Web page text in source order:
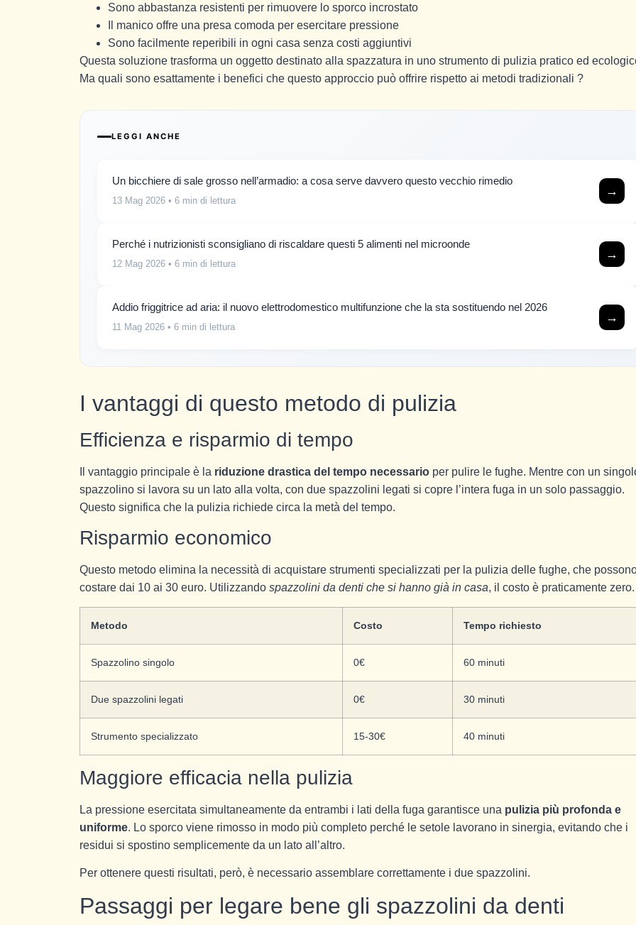
Sono abbastanza resistenti per rimuovere lo sporco incrostato
Il manico offre una presa comoda per esercitare pressione
Sono facilmente reperibili in ogni casa senza costi aggiuntivi
Questa soluzione trasforma un oggetto destinato alla spazzatura in uno strumento di pulizia pratico ed
Ma quali sono esattamente i benefici che questo approccio può offrire rispetto ai metodi tradizionali ?
LEGGI ANCHE
Un bicchiere di sale grosso nell’armadio: a cosa serve davvero questo vecchio rimedio
13 Mag 2026 • 6 min di lettura
→
Perché i nutrizionisti sconsigliano di riscaldare questi 5 alimenti nel microonde
12 Mag 2026 • 6 min di lettura
→
Addio friggitrice ad aria: il nuovo elettrodomestico multifunzione che la sta sostituendo nel 2026
11 Mag 2026 • 6 min di lettura
→
I vantaggi di questo metodo di pulizia
Efficienza e risparmio di tempo
Il vantaggio principale è la riduzione drastica del tempo necessario per pulire le fughe. Mentre con un
spazzolino si lavora su un lato alla volta, con due spazzolini legati si copre l’intera fuga in un solo passaggio.
Questo significa che la pulizia richiede circa la metà del tempo.
Risparmio economico
Questo metodo elimina la necessità di acquistare strumenti specializzati per la pulizia delle fughe, che
costare dai 10 ai 30 euro. Utilizzando spazzolini da denti che si hanno già in casa, il costo è praticamente zero.
Metodo Costo Tempo richiesto
Spazzolino singolo 0€ 60 minuti
Due spazzolini legati 0€ 30 minuti
Strumento specializzato 15-30€ 40 minuti
Maggiore efficacia nella pulizia
La pressione esercitata simultaneamente da entrambi i lati della fuga garantisce una pulizia più profonda e
uniforme. Lo sporco viene rimosso in modo più completo perché le setole lavorano in sinergia, evitando che i
residui si spostino semplicemente da un lato all’altro.
Per ottenere questi risultati, però, è necessario assemblare correttamente i due spazzolini.
Passaggi per legare bene gli spazzolini da denti